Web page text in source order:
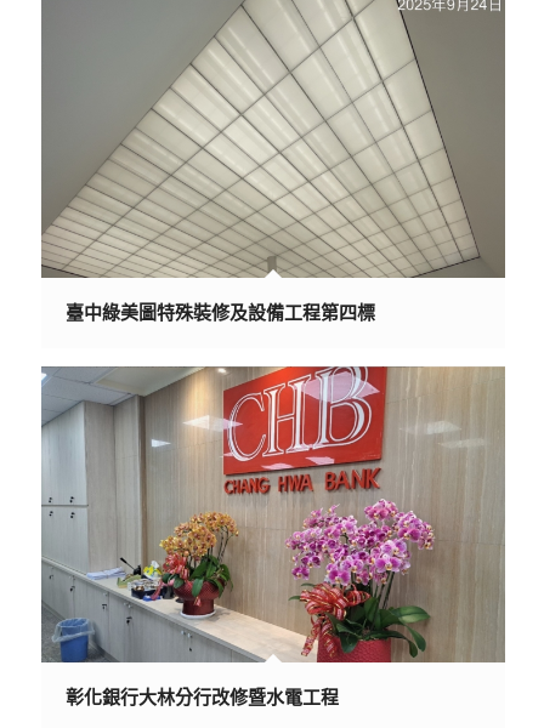
臺中綠美圖特殊裝修及設備工程第四標
彰化銀行大林分行改修暨水電工程